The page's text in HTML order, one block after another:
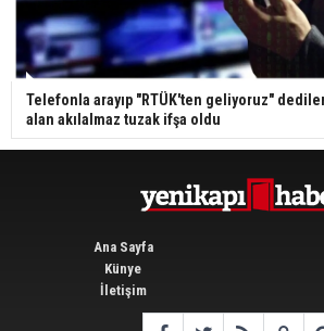
Telefonla arayıp "RTÜK'ten geliyoruz"
alan akılalmaz tuzak ifşa oldu
Ana Sayfa
Künye
İletişim